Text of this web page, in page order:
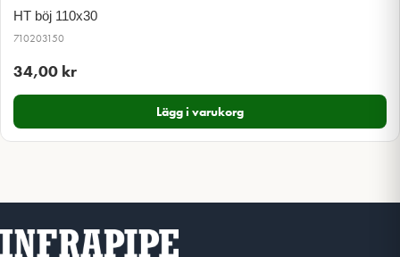
HT böj 110x30
710203150
34,00 kr
Lägg i varukorg